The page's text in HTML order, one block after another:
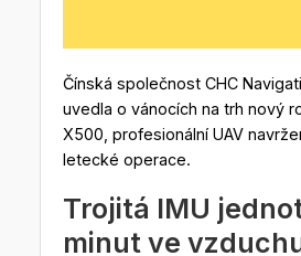
Čínská společnost CHC
uvedla o vánocích na trh nový
X500, profesionální UAV
letecké operace.
Trojitá IMU
minut ve